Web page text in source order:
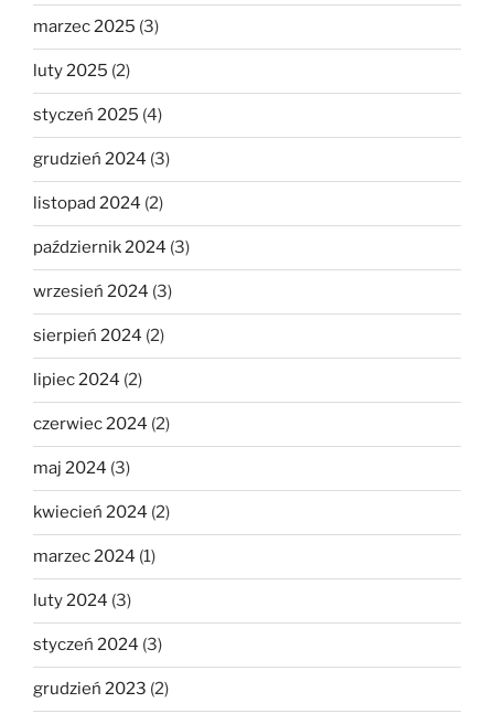
marzec 2025 (3)
luty 2025 (2)
styczeń 2025 (4)
grudzień 2024 (3)
listopad 2024 (2)
październik 2024 (3)
wrzesień 2024 (3)
sierpień 2024 (2)
lipiec 2024 (2)
czerwiec 2024 (2)
maj 2024 (3)
kwiecień 2024 (2)
marzec 2024 (1)
luty 2024 (3)
styczeń 2024 (3)
grudzień 2023 (2)